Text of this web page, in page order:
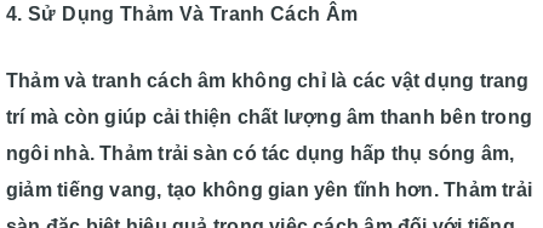
4. Sử Dụng Thảm Và Tranh Cách Âm
Thảm và tranh cách âm không chỉ là các vật dụng trang
trí mà còn giúp cải thiện chất lượng âm thanh bên trong
ngôi nhà. Thảm trải sàn có tác dụng hấp thụ sóng âm,
giảm tiếng vang, tạo không gian yên tĩnh hơn. Thảm trải